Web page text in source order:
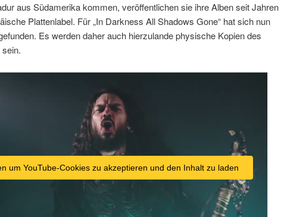
aus Südamerika kommen, veröffentlichen sie ihre Alben seit Jahren
Plattenlabel. Für „In Darkness All Shadows Gone“ hat sich nun
Es werden daher auch hierzulande physische Kopien des
um YouTube-Cookies zu akzeptieren und den Inhalt zu laden